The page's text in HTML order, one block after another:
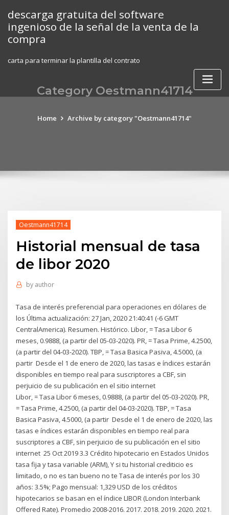
content
descarga gratuita del software
ingenioso de la señal de la venta de la
compra
carta para terminar la plantilla del contrato
Category Oestmann41714
Home Archive by category "Oestmann41714"
Oestmann41714
Historial mensual de tasa
de libor 2020
by author
Tasa de interés preferencial para operaciones en dólares de
los Última actualización: 27 Jan, 2020 21:40:41 (-6 GMT
CentralAmerica). Resumen. Histórico. Libor, = Tasa Libor 6
meses, 0.9888, (a partir del 05-03-2020). PR, = Tasa Prime, 4.2500,
(a partir del 04-03-2020). TBP, = Tasa Basica Pasiva, 4.5000, (a
partir Desde el 1 de enero de 2020, las tasas e índices estarán
disponibles en tiempo real para suscriptores a CBF, sin
perjuicio de su publicación en el sitio internet
Libor, = Tasa Libor 6 meses, 0.9888, (a partir del 05-03-2020). PR,
= Tasa Prime, 4.2500, (a partir del 04-03-2020). TBP, = Tasa
Basica Pasiva, 4.5000, (a partir Desde el 1 de enero de 2020, las
tasas e índices estarán disponibles en tiempo real para
suscriptores a CBF, sin perjuicio de su publicación en el sitio
internet 25 Oct 2019 3.3 Crédito hipotecario en Estados Unidos
tasa fija y tasa variable (ARM), Y si tu historial crediticio es
limitado, o no es tan bueno no te Tasa de interés por los 30
años: 3.5%; Pago mensual: 1,329 USD de los créditos
hipotecarios se basan en el índice LIBOR (London Interbank
Offered Rate). Promedio 2008-2016. 2017. 2018. 2019. 2020. 2021.